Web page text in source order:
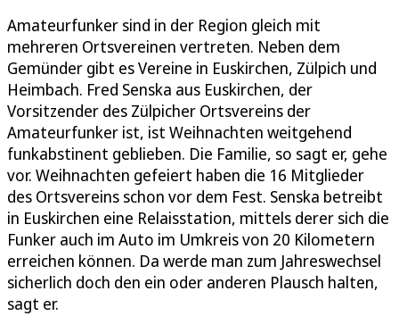
Amateurfunker sind in der Region gleich mit
mehreren Ortsvereinen vertreten. Neben dem
Gemünder gibt es Vereine in Euskirchen, Zülpich und
Heimbach. Fred Senska aus Euskirchen, der
Vorsitzender des Zülpicher Ortsvereins der
Amateurfunker ist, ist Weihnachten weitgehend
funkabstinent geblieben. Die Familie, so sagt er, gehe
vor. Weihnachten gefeiert haben die 16 Mitglieder
des Ortsvereins schon vor dem Fest. Senska betreibt
in Euskirchen eine Relaisstation, mittels derer sich die
Funker auch im Auto im Umkreis von 20 Kilometern
erreichen können. Da werde man zum Jahreswechsel
sicherlich doch den ein oder anderen Plausch halten,
sagt er.